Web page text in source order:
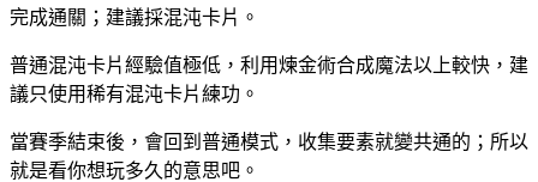
完成通關；建議採混沌卡片。
普通混沌卡片經驗值極低，利用煉金術合成魔法以上較快，建
議只使用稀有混沌卡片練功。
當賽季結束後，會回到普通模式，收集要素就變共通的；所以
就是看你想玩多久的意思吧。